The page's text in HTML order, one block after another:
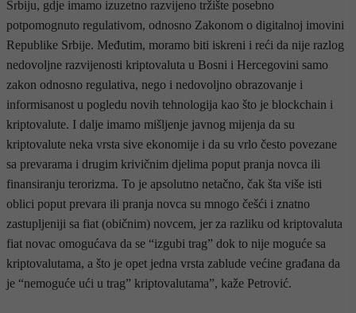
Srbiju, gdje imamo izuzetno razvijeno tržište posebno
potpomognuto regulativom, odnosno Zakonom o digitalnoj imovini
Republike Srbije. Međutim, moramo biti iskreni i reći da nije razlog
nedovoljne razvijenosti kriptovaluta u Bosni i Hercegovini samo
zakon odnosno regulativa, nego i nedovoljno obrazovanje i
informisanost u pogledu novih tehnologija kao što je blockchain i
kriptovalute. I dalje imamo mišljenje javnog mijenja da su
kriptovalute neka vrsta sive ekonomije i da su vrlo često povezane
sa prevarama i drugim krivičnim djelima poput pranja novca ili
finansiranju terorizma. To je apsolutno netačno, čak šta više isti
oblici poput prevara ili pranja novca su mnogo češći i znatno
zastupljeniji sa fiat (običnim) novcem, jer za razliku od kriptovaluta
fiat novac omogućava da se “izgubi trag” dok to nije moguće sa
kriptovalutama, a što je opet jedna vrsta zablude većine građana da
je “nemoguće ući u trag” kriptovalutama”, kaže Petrović.